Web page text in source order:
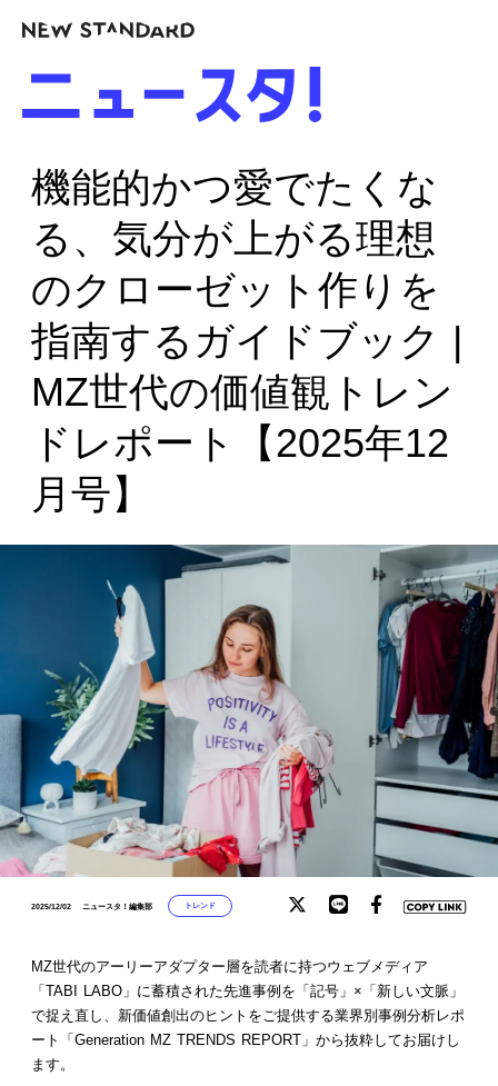
機能的かつ愛でたくな
る、気分が上がる理想
のクローゼット作りを
指南するガイドブック |
MZ世代の価値観トレン
ドレポート【2025年12
月号】
2025/12/02 ニュースタ！編集部 トレンド
MZ世代のアーリーアダプター層を読者に持つウェブメディア
「TABI LABO」に蓄積された先進事例を「記号」×「新しい文脈」
で捉え直し、新価値創出のヒントをご提供する業界別事例分析レポ
ート「Generation MZ TRENDS REPORT」から抜粋してお届けし
ます。